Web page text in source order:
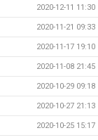
2020-12-11 11:30
2020-11-21 09:33
2020-11-17 19:10
2020-11-08 21:45
2020-10-29 09:18
2020-10-27 21:13
2020-10-25 15:17